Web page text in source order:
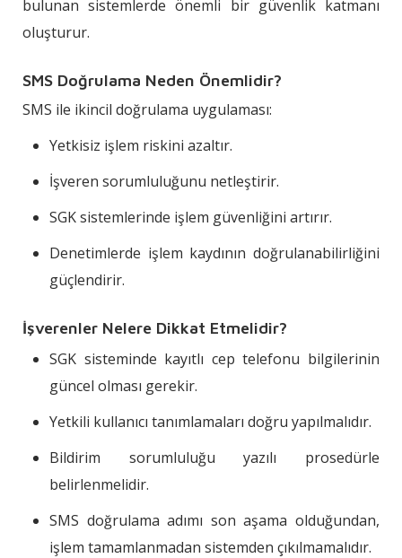
bulunan sistemlerde önemli bir güvenlik katmanı
oluşturur.
SMS Doğrulama Neden Önemlidir?
SMS ile ikincil doğrulama uygulaması:
Yetkisiz işlem riskini azaltır.
İşveren sorumluluğunu netleştirir.
SGK sistemlerinde işlem güvenliğini artırır.
Denetimlerde işlem kaydının doğrulanabilirliğini
güçlendirir.
İşverenler Nelere Dikkat Etmelidir?
SGK sisteminde kayıtlı cep telefonu bilgilerinin
güncel olması gerekir.
Yetkili kullanıcı tanımlamaları doğru yapılmalıdır.
Bildirim sorumluluğu yazılı prosedürle
belirlenmelidir.
SMS doğrulama adımı son aşama olduğundan,
işlem tamamlanmadan sistemden çıkılmamalıdır.